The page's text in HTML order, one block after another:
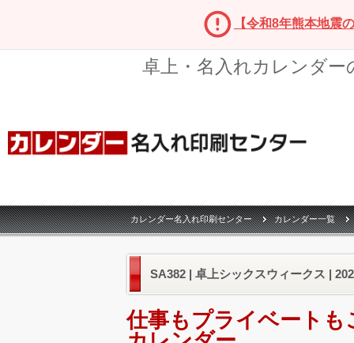
【令和8年熊本地震
卓上・名入れカレンダ
カレンダー名入れ印刷センター カレンダー一覧
SA382 | 卓上シックスウィークス |
仕事もプライベートも